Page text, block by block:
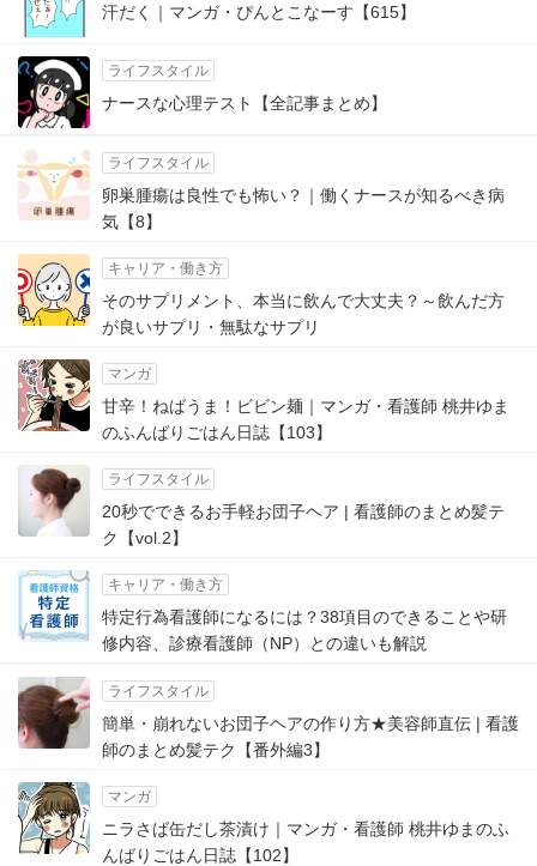
汗だく｜マンガ・ぴんとこなーす【615】
ライフスタイル
ナースな心理テスト【全記事まとめ】
ライフスタイル
卵巣腫瘍は良性でも怖い？｜働くナースが知るべき病
気【8】
キャリア・働き方
そのサプリメント、本当に飲んで大丈夫？～飲んだ方
が良いサプリ・無駄なサプリ
マンガ
甘辛！ねばうま！ビビン麺｜マンガ・看護師 桃井ゆま
のふんばりごはん日誌【103】
ライフスタイル
20秒でできるお手軽お団子ヘア | 看護師のまとめ髪テ
ク【vol.2】
キャリア・働き方
特定行為看護師になるには？38項目のできることや研
修内容、診療看護師（NP）との違いも解説
ライフスタイル
簡単・崩れないお団子ヘアの作り方★美容師直伝 | 看護
師のまとめ髪テク【番外編3】
マンガ
ニラさば缶だし茶漬け｜マンガ・看護師 桃井ゆまのふ
んばりごはん日誌【102】